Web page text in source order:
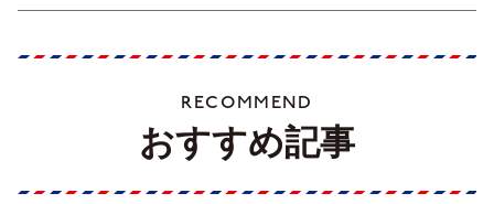
RECOMMEND
おすすめ記事